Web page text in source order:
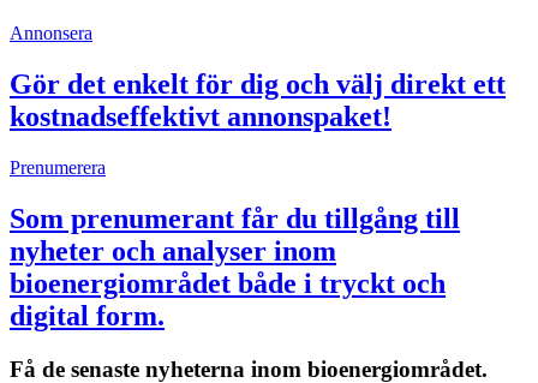
Annonsera
Gör det enkelt för dig och välj direkt ett
kostnadseffektivt annonspaket!
Prenumerera
Som prenumerant får du tillgång till
nyheter och analyser inom
bioenergiområdet både i tryckt och
digital form.
Få de senaste nyheterna inom bioenergiområdet.